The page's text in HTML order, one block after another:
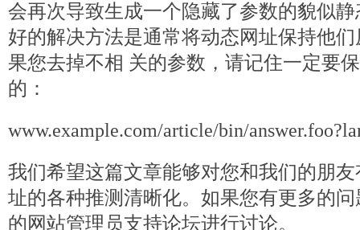
会再次导致生成一个隐藏了参数的貌似
好的解决方法是通常将动态网址保持他
果您去掉不相 关的参数，请记住一定要
的：
www.example.com/article/bin/
我们希望这篇文章能够对您和我们的朋
址的各种推测清晰化。如果您有更多的
的网站管理员支持论坛进行讨论。